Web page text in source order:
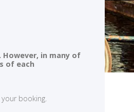
in many of
of each
booking.